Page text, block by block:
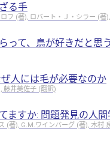
る手
フ (著), ロバート・Ｊ・シラー (著
って、鳥が好きだと思
人には毛が必要なのか
藤井美佐子 (翻訳)
ますか: 問題発見の人間
(著), G.M.ワインバーグ (著), 木村